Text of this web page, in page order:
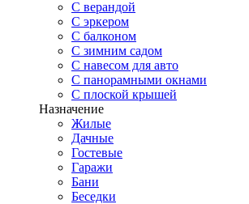
С верандой
С эркером
С балконом
С зимним садом
С навесом для авто
С панорамными окнами
С плоской крышей
Назначение
Жилые
Дачные
Гостевые
Гаражи
Бани
Беседки